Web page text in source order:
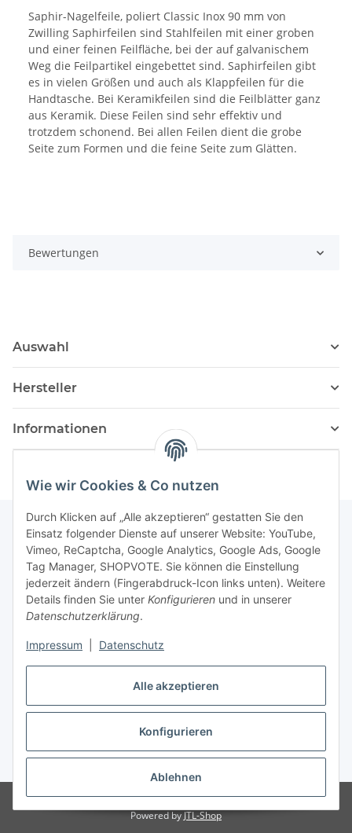
Alle akzeptieren
Konfigurieren
Ablehnen
Wie wir Cookies & Co nutzen
Durch Klicken auf „Alle akzeptieren“ gestatten Sie den
Einsatz folgender Dienste auf unserer Website: YouTube,
Vimeo, ReCaptcha, Google Analytics, Google Ads, Google
Tag Manager, SHOPVOTE. Sie können die Einstellung
jederzeit ändern (Fingerabdruck-Icon links unten). Weitere
Details finden Sie unter Konfigurieren und in unserer
Datenschutzerklärung.
Impressum Datenschutz
Saphir-Nagelfeile, poliert Classic Inox 90 mm von
Zwilling Saphirfeilen sind Stahlfeilen mit einer groben
und einer feinen Feilfläche, bei der auf galvanischem
Weg die Feilpartikel eingebettet sind. Saphirfeilen gibt
es in vielen Größen und auch als Klappfeilen für die
Handtasche. Bei Keramikfeilen sind die Feilblätter ganz
aus Keramik. Diese Feilen sind sehr effektiv und
trotzdem schonend. Bei allen Feilen dient die grobe
Seite zum Formen und die feine Seite zum Glätten.
Bewertungen
Auswahl
Hersteller
Informationen
Newsletter Abonnieren
Bitte senden Sie mir entsprechend Ihrer
Datenschutzerklärung
regelmäßig und jederzeit widerruflich
Informationen zu Ihrem Produktsortiment per E-Mail zu.
Abonnieren
Newsletter Abonnieren
Vertrag widerrufen
* Alle Preise inkl. gesetzlicher USt., zzgl.Versand
© Matthias Herlitzius
Powered byJTL-Shop